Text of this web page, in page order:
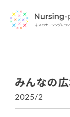
みんなの
2025/2